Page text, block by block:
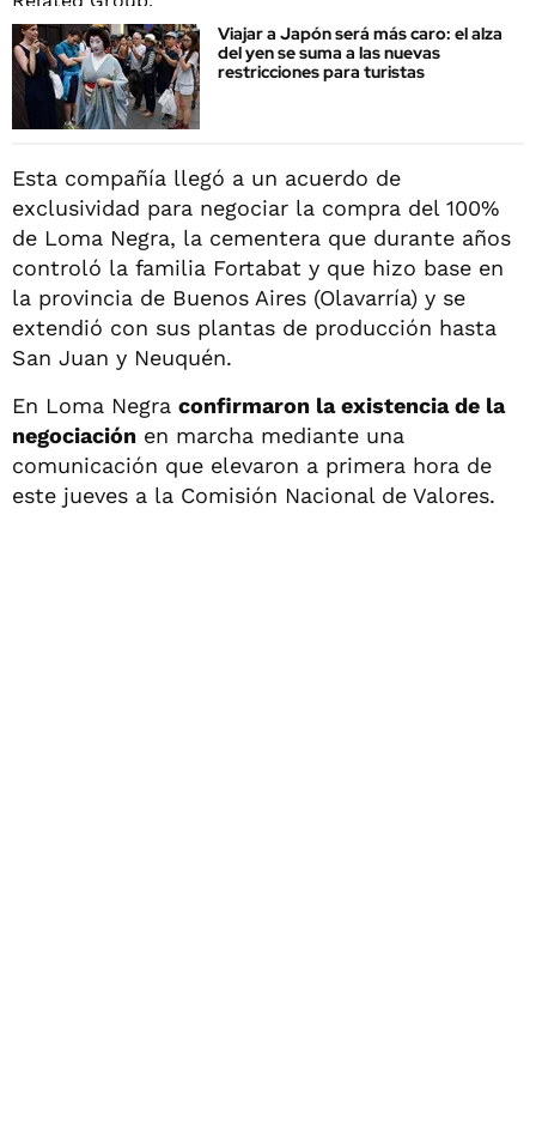
Viajar a Japón será más caro: el alza
del yen se suma a las nuevas
restricciones para turistas
Esta compañía llegó a un acuerdo de
exclusividad para negociar la compra del 100%
de Loma Negra, la cementera que durante años
controló la familia Fortabat y que hizo base en
la provincia de Buenos Aires (Olavarría) y se
extendió con sus plantas de producción hasta
San Juan y Neuquén.
En Loma Negra confirmaron la existencia de la
negociación en marcha mediante una
comunicación que elevaron a primera hora de
este jueves a la Comisión Nacional de Valores.